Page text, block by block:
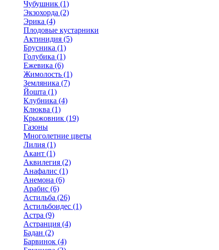
Чубушник (1)
Экзохорда (2)
Эрика (4)
Плодовые кустарники
Актинидия (5)
Брусника (1)
Голубика (1)
Ежевика (6)
Жимолость (1)
Земляника (7)
Йошта (1)
Клубника (4)
Клюква (1)
Крыжовник (19)
Газоны
Многолетние цветы
Лилия (1)
Акант (1)
Аквилегия (2)
Анафалис (1)
Анемона (6)
Арабис (6)
Астильба (26)
Астильбоидес (1)
Астра (9)
Астранция (4)
Бадан (2)
Барвинок (4)